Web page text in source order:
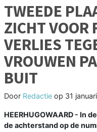
TWEEDE
ZICHT VOOR
VERLIES
VROUWEN
BUIT
Door Redactie op 31
HEERHUGOWAARD - In
de achterstand op de